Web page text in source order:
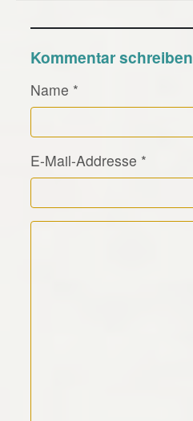
Kommentar schreiben
Name *
E-Mail-Addresse *
Kommentar Text